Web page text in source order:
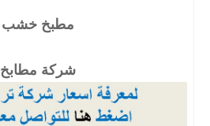
مطبخ خشب
شركة مطابخ